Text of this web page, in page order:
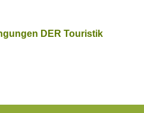
DER Touristik